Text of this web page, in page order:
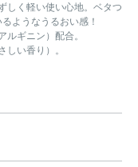
しく軽い使い心地。ベタつ
ようなうるおい感！
ルギニン）配合。
しい香り）。